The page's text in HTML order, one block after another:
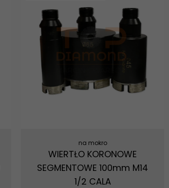
na mokro
WIERTŁO KORONOWE
SEGMENTOWE 100mm M14
1/2 CALA